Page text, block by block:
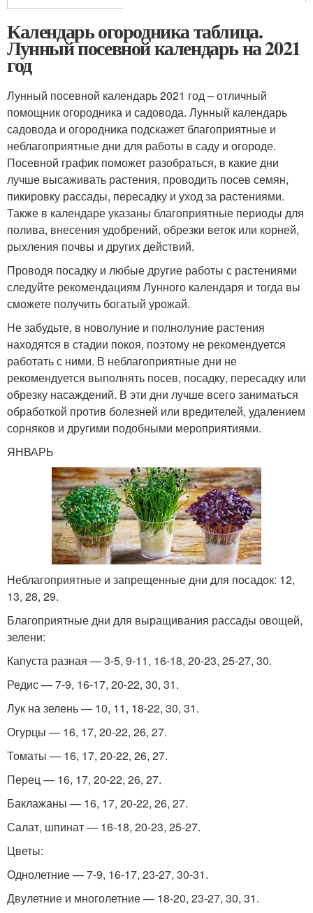
Календарь огородника таблица.
Лунный посевной календарь на 2021
год
Лунный посевной календарь 2021 год – отличный
помощник огородника и садовода. Лунный календарь
садовода и огородника подскажет благоприятные и
неблагоприятные дни для работы в саду и огороде.
Посевной график поможет разобраться, в какие дни
лучше высаживать растения, проводить посев семян,
пикировку рассады, пересадку и уход за растениями.
Также в календаре указаны благоприятные периоды для
полива, внесения удобрений, обрезки веток или корней,
рыхления почвы и других действий.
Проводя посадку и любые другие работы с растениями
следуйте рекомендациям Лунного календаря и тогда вы
сможете получить богатый урожай.
Не забудьте, в новолуние и полнолуние растения
находятся в стадии покоя, поэтому не рекомендуется
работать с ними. В неблагоприятные дни не
рекомендуется выполнять посев, посадку, пересадку или
обрезку насаждений. В эти дни лучше всего заниматься
обработкой против болезней или вредителей, удалением
сорняков и другими подобными мероприятиями.
ЯНВАРЬ
Неблагоприятные и запрещенные дни для посадок: 12,
13, 28, 29.
Благоприятные дни для выращивания рассады овощей,
зелени:
Капуста разная — 3-5, 9-11, 16-18, 20-23, 25-27, 30.
Редис — 7-9, 16-17, 20-22, 30, 31.
Лук на зелень — 10, 11, 18-22, 30, 31.
Огурцы — 16, 17, 20-22, 26, 27.
Томаты — 16, 17, 20-22, 26, 27.
Перец — 16, 17, 20-22, 26, 27.
Баклажаны — 16, 17, 20-22, 26, 27.
Салат, шпинат — 16-18, 20-23, 25-27.
Цветы:
Однолетние — 7-9, 16-17, 23-27, 30-31.
Двулетние и многолетние — 18-20, 23-27, 30, 31.